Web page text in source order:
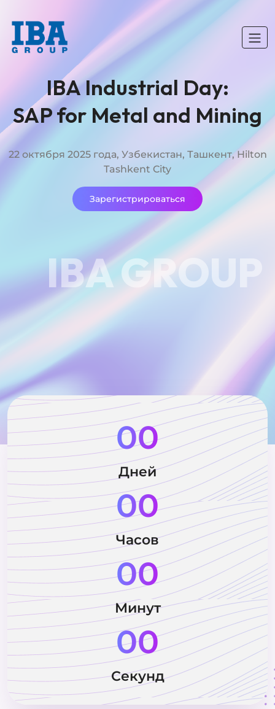
IBA Industrial Day:
SAP for Metal and Mining
22 октября 2025 года, Узбекистан, Ташкент, Hilton
Tashkent City
Зарегистрироваться
IBA GROUP
00
Дней
00
Часов
00
Минут
00
Секунд